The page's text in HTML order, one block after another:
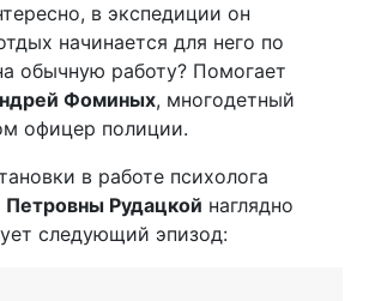
в экспедиции он
начинается для него по
обычную работу? Помогает
Фоминых, многодетный
офицер полиции.
в работе психолога
Петровны Рудацкой наглядно
следующий эпизод: